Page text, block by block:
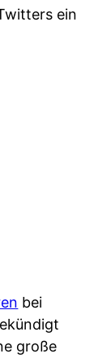
ein
bei
große